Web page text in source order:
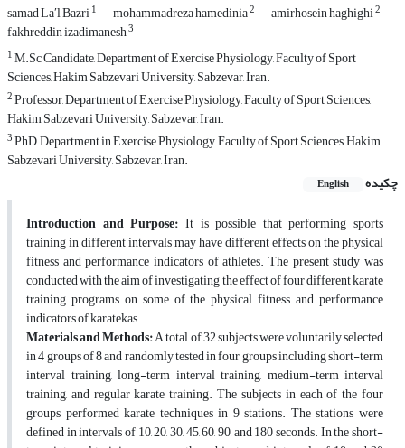
samad La′l Bazri1 mohammadreza hamedinia2 amirhosein haghighi2
fakhreddin izadimanesh3
1M.Sc Candidate, Department of Exercise Physiology, Faculty of Sport
Sciences, Hakim Sabzevari University, Sabzevar, Iran.
2Professor, Department of Exercise Physiology, Faculty of Sport Sciences,
Hakim Sabzevari University, Sabzevar, Iran.
3PhD, Department in Exercise Physiology, Faculty of Sport Sciences, Hakim
Sabzevari University, Sabzevar, Iran.
چکیده
English
Introduction and Purpose: It is possible that performing sports
training in different intervals may have different effects on the physical
fitness and performance indicators of athletes. The present study was
conducted with the aim of investigating the effect of four different karate
training programs on some of the physical fitness and performance
indicators of karatekas.
Materials and Methods:A total of 32 subjects were voluntarily selected
in 4 groups of 8 and randomly tested in four groups including short-term
interval training, long-term interval training, medium-term interval
training, and regular karate training. The subjects in each of the four
groups performed karate techniques in 9 stations. The stations were
defined in intervals of 10, 20, 30, 45, 60, 90, and 180 seconds. In the short-